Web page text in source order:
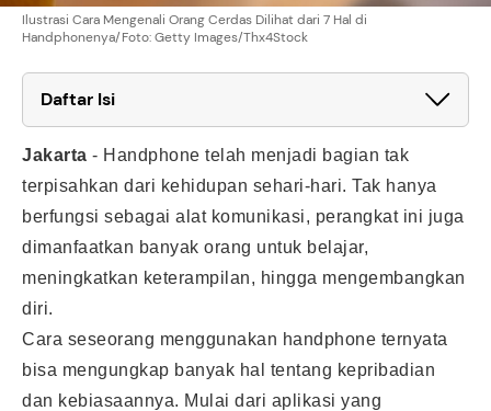
Ilustrasi Cara Mengenali Orang Cerdas Dilihat dari 7 Hal di
Handphonenya/Foto: Getty Images/Thx4Stock
Daftar Isi
Jakarta - Handphone telah menjadi bagian tak
terpisahkan dari kehidupan sehari-hari. Tak hanya
berfungsi sebagai alat komunikasi, perangkat ini juga
dimanfaatkan banyak orang untuk belajar,
meningkatkan keterampilan, hingga mengembangkan
diri.
Cara seseorang menggunakan handphone ternyata
bisa mengungkap banyak hal tentang kepribadian
dan kebiasaannya. Mulai dari aplikasi yang